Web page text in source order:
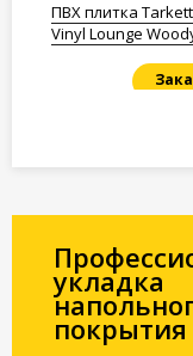
ПВХ плитка
Vinyl Lounge
укладка
покрытия